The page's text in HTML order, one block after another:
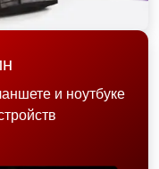
и ноутбуке